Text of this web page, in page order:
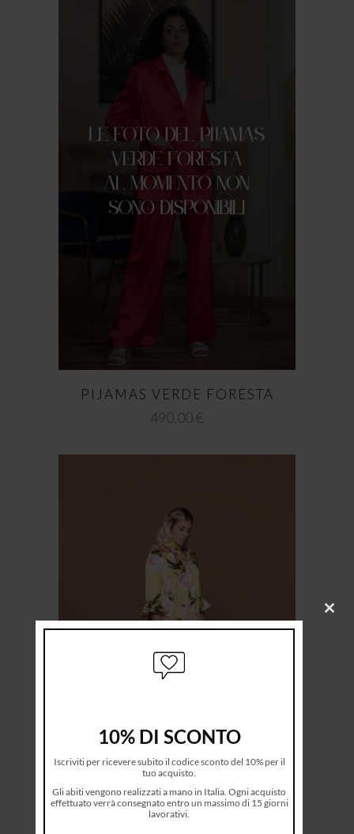
PIJAMAS VERDE FORESTA
490,00€
10% DI SCONTO
Iscriviti per ricevere subito il codice sconto del 10% per il
tuo acquisto.
Gli abiti vengono realizzati a mano in Italia. Ogni acquisto
effettuato verrà consegnato entro un massimo di 15 giorni
lavorativi.